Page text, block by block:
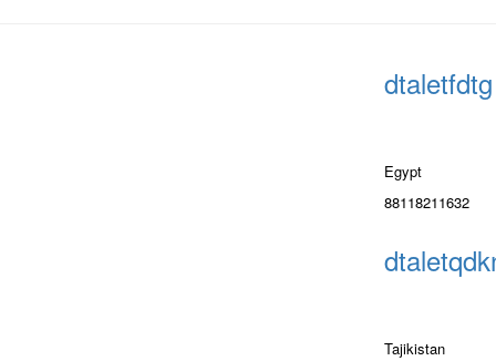
dtaletfdtg
Egypt
88118211632
Tajikistan